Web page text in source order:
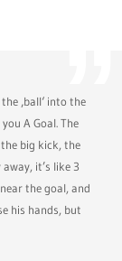
‚ball‘ into the
A Goal. The
big kick, the
it’s like 3
the goal, and
his hands, but